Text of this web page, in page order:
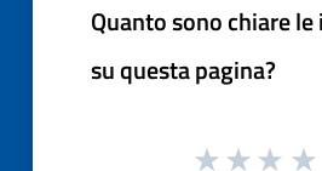
Quanto sono chiare
su questa pagina?